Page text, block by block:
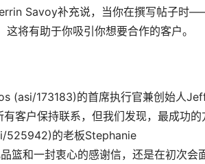
Savoy补充说，当你在撰写帖子时
将有助于你吸引你想要合作的客户。
(asi/173183)的首席执行官兼创始人
客户保持联系，但我们发现，最成功的
525942)的老板Stephanie
篮和一封衷心的感谢信，还是在初次会